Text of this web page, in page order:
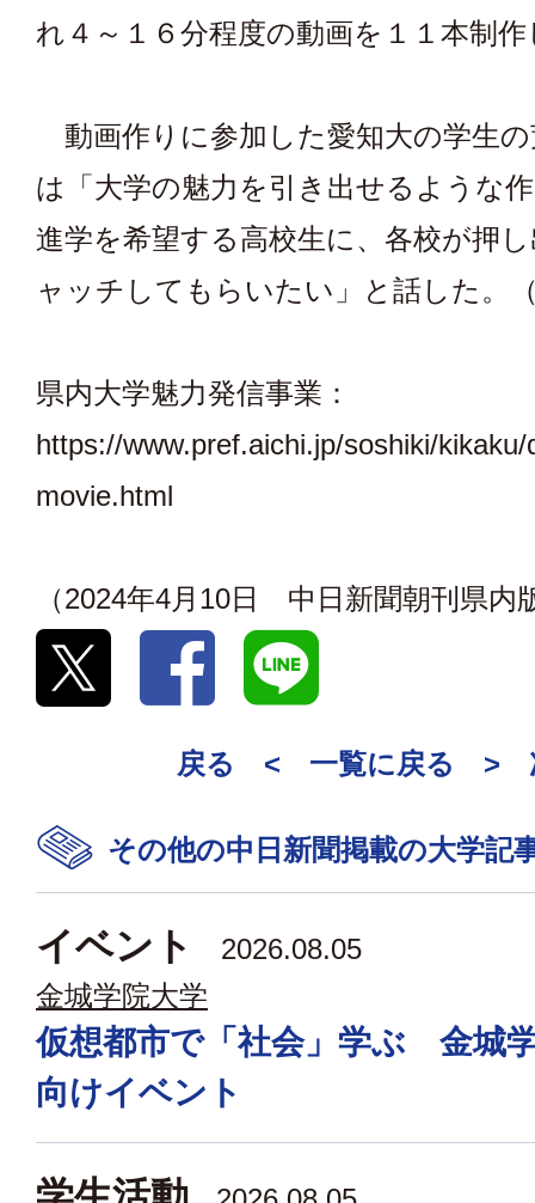
れ４～１６分程度の動画を１１本制
動画作りに参加した愛知大の学生
は「大学の魅力を引き出せるような
進学を希望する高校生に、各校が押
ャッチしてもらいたい」と話した。
県内大学魅力発信事業：
https://www.pref.aichi.jp/soshiki/kikaku/
movie.html
（2024年4月10日 中日新聞朝刊県内
戻る < 一覧に戻る >
その他の中日新聞掲載の大学記
イベント
2026.08.05
金城学院大学
仮想都市で「社会」学ぶ 金城
向けイベント